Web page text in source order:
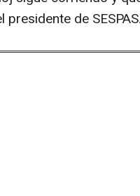
de SESPAS.